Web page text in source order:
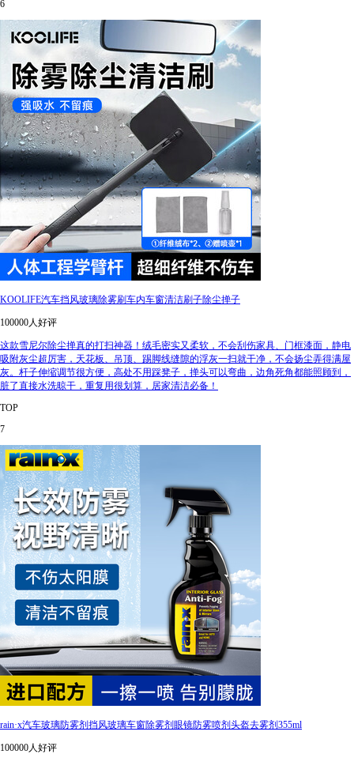
6
KOOLIFE汽车挡风玻璃除雾刷车内车窗清洁刷子除尘掸子
100000人好评
这款雪尼尔除尘掸真的打扫神器！绒毛密实又柔软，不会刮伤家具、门框漆面，静电
吸附灰尘超厉害，天花板、吊顶、踢脚线缝隙的浮灰一扫就干净，不会扬尘弄得满屋
灰。杆子伸缩调节很方便，高处不用踩凳子，掸头可以弯曲，边角死角都能照顾到，
脏了直接水洗晾干，重复用很划算，居家清洁必备！
TOP
7
rain·x汽车玻璃防雾剂挡风玻璃车窗除雾剂眼镜防雾喷剂头盔去雾剂355ml
100000人好评